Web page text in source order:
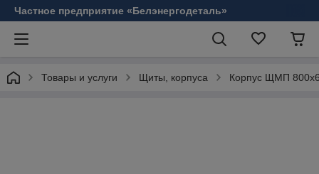
Частное предприятие «Белэнергодеталь»
Товары и услуги Щиты, корпуса Корпус ЩМП